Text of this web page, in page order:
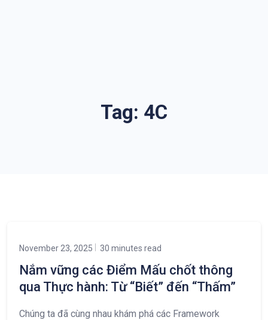
Tag: 4C
November 23, 2025 30 minutes read
Nắm vững các Điểm Mấu chốt thông
qua Thực hành: Từ “Biết” đến “Thấm”
Chúng ta đã cùng nhau khám phá các Framework